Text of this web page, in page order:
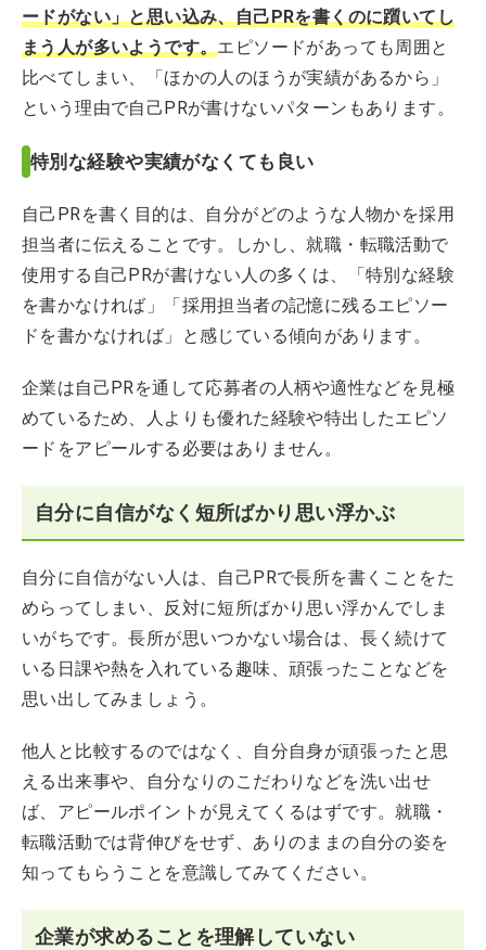
ードがない」と思い込み、自己PRを書くのに躓いてし
まう人が多いようです。エピソードがあっても周囲と
比べてしまい、「ほかの人のほうが実績があるから」
という理由で自己PRが書けないパターンもあります。
特別な経験や実績がなくても良い
自己PRを書く目的は、自分がどのような人物かを採用
担当者に伝えることです。しかし、就職・転職活動で
使用する自己PRが書けない人の多くは、「特別な経験
を書かなければ」「採用担当者の記憶に残るエピソー
ドを書かなければ」と感じている傾向があります。
企業は自己PRを通して応募者の人柄や適性などを見極
めているため、人よりも優れた経験や特出したエピソ
ードをアピールする必要はありません。
自分に自信がなく短所ばかり思い浮かぶ
自分に自信がない人は、自己PRで長所を書くことをた
めらってしまい、反対に短所ばかり思い浮かんでしま
いがちです。長所が思いつかない場合は、長く続けて
いる日課や熱を入れている趣味、頑張ったことなどを
思い出してみましょう。
他人と比較するのではなく、自分自身が頑張ったと思
える出来事や、自分なりのこだわりなどを洗い出せ
ば、アピールポイントが見えてくるはずです。就職・
転職活動では背伸びをせず、ありのままの自分の姿を
知ってもらうことを意識してみてください。
企業が求めることを理解していない